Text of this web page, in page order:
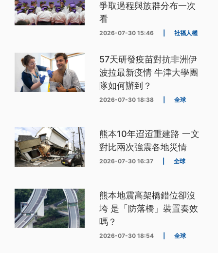
爭取過程與族群分布一次
看
2026-07-30 15:46 社福人權
57天研發疫苗對抗非洲伊
波拉最新疫情 牛津大學團
隊如何辦到？
2026-07-30 18:38 全球
熊本10年迢迢重建路 一文
對比兩次強震各地災情
2026-07-30 16:37 全球
熊本地震高架橋錯位卻沒
垮 是「防落橋」裝置奏效
嗎？
2026-07-30 18:54 全球